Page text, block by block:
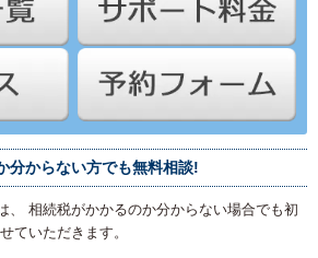
分からない方でも無料相談!
、 相続税がかかるのか分からない場合でも初
ていただきます。